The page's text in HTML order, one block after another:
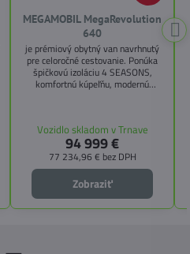
MEGAMOBIL MegaRevolution
640
je prémiový obytný van navrhnutý
pre celoročné cestovanie. Ponúka
špičkovú izoláciu 4 SEASONS,
komfortnú kúpeľňu, modernú
CITY, TECHNO, SICHERHEIT a
MEGA WINTER získate maximálnu
bezpečnosť, pohodlie a
technologické inovácie. Ideálna
voľba pre tých, ktorí hľadajú luxus,
funkčnosť a slobodu na cestách.
Vozidlo skladom v Trnave
94 999 €
77 234,96 € bez DPH
Zobraziť